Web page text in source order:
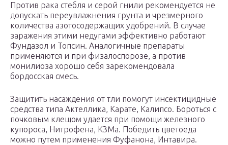
Против рака стебля и серой гнили рекомендуется не
допускать переувлажнения грунта и чрезмерного
количества азотосодержащих удобрений. В случае
заражения этими недугами эффективно работают
Фундазол и Топсин. Аналогичные препараты
применяются и при физалоспорозе, а против
монилиоза хорошо себя зарекомендовала
бордосская смесь.
Защитить насаждения от тли помогут инсектицидные
средства типа Актеллика, Карате, Калипсо. Бороться с
почковым клещом удается при помощи железного
купороса, Нитрофена, КЗМа. Победить цветоеда
можно путем применения Фуфанона, Интавира.